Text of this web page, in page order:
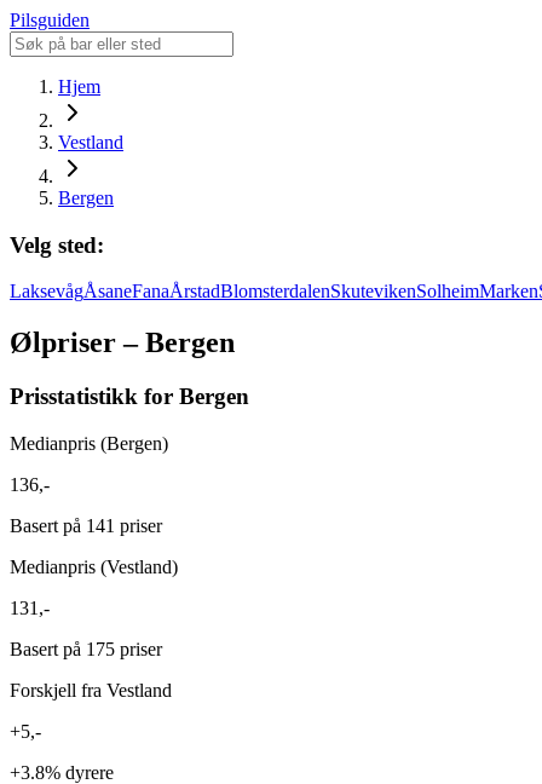
Pilsguiden
Hjem
Vestland
Bergen
Velg sted:
LaksevågÅsaneFanaÅrstadBlomsterdalenSkutevikenSolheimMarken
Ølpriser – Bergen
Prisstatistikk for Bergen
Medianpris (Bergen)
136,-
Basert på 141 priser
Medianpris (Vestland)
131,-
Basert på 175 priser
Forskjell fra Vestland
+5,-
+3.8% dyrere